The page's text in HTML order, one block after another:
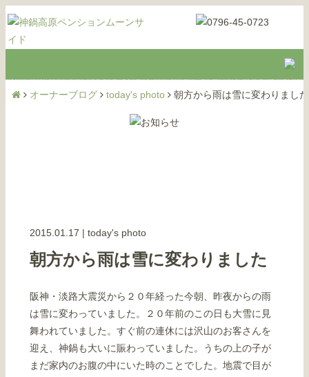
オーナーブログ today's photo 朝方から雨は雪に変わりました
2015.01.17 | today's photo
朝方から雨は雪に変わりました
阪神・淡路大震災から２０年経った今朝、昨夜からの雨
は雪に変わっていました。２０年前のこの日も大雪に見
舞われていました。すぐ前の連休には沢山のお客さんを
迎え、神鍋も大いに賑わっていました。うちの上の子が
まだ家内のお腹の中にいた時のことでした。地震で目が